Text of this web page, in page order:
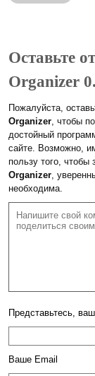
Оставьте
Organizer
Пожалуйста,
Organizer, чтобы
достойный
сайте. Возможно,
пользу того, чтобы
Organizer,
необходима.
Представьтесь,
Ваше Email